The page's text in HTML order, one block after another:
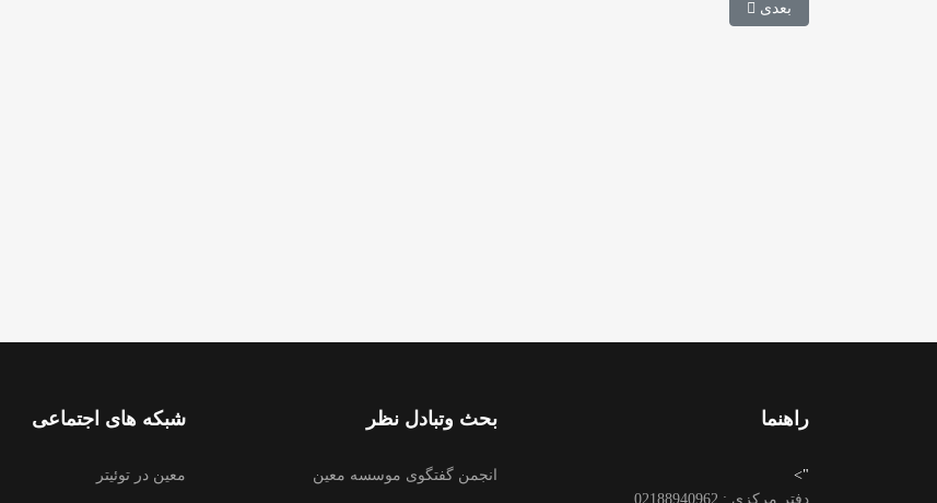
مطلب بعدی: اعلام زمان انتخاب رشته دکتری دانشگاه آزاد سال97
بعدی
راهنما
">
دفتر مرکزی : 02188940962
بحث وتبادل نظر
انجمن گفتگوی موسسه معین
شبکه های اجتماعی
معین در توئیتر